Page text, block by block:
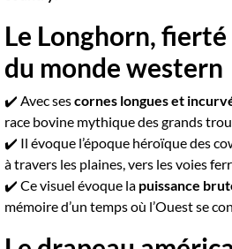
Le Longhorn, fierté
du monde western
✔️ Avec sescornes longues et
race bovine mythique des grands
✔️ Il évoque l’époque héroïque des
à travers les plaines, vers les voies
✔️ Ce visuel évoque la puissance
mémoire d’un temps où l’Ouest se